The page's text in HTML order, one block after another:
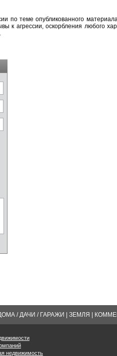
по теме опубликованного
к агрессии, оскорбления любого
/ ДАЧИ / ГАРАЖИ ЗЕМЛЯ
недвижимость